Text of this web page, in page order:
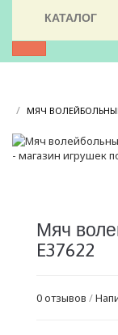
КАТАЛОГ
/ МЯЧ ВОЛЕЙБОЛЬНЫЙ
Мяч
E37622
0 отзывов /